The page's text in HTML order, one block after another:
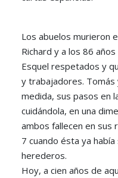
Los abuelos murieron
Richard y a los 86
Esquel respetados y
y trabajadores. Tomás
medida, sus pasos en
cuidándola, en una
ambos fallecen en sus
7 cuando ésta ya
herederos.
Hoy, a cien años de